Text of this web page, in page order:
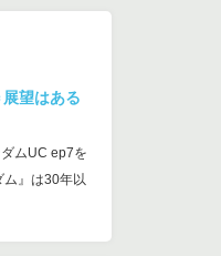
望はある
ムUC ep7を
ム』は30年以